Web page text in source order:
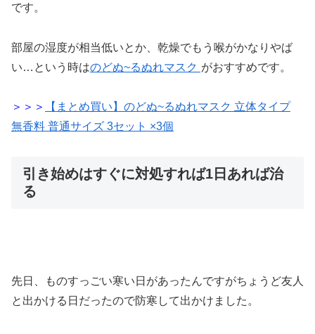
です。
部屋の湿度が相当低いとか、乾燥でもう喉がかなりやば
い…という時はのどぬ~るぬれマスク がおすすめです。
＞＞＞
【まとめ買い】のどぬ~るぬれマスク 立体タイプ
無香料 普通サイズ 3セット ×3個
引き始めはすぐに対処すれば1日あれば治
る
先日、ものすっごい寒い日があったんですがちょうど友人
と出かける日だったので防寒して出かけました。